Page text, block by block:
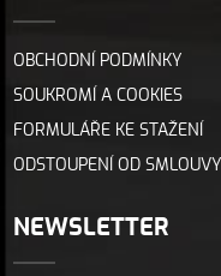
OBCHODNÍ PODMÍNKY
SOUKROMÍ A COOKIES
FORMULÁŘE KE STAŽENÍ
ODSTOUPENÍ OD SMLOUVY
NEWSLETTER